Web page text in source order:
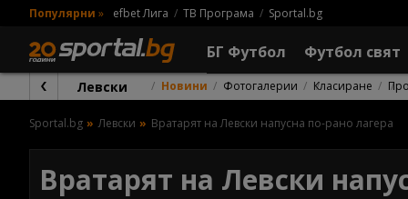
Популярни » efbet Лига ТВ Програма Sportal.bg
БГ Футбол Футбол свят
Левски Новини Фотогалерии Класиране
Sportal.bg Левски Вратарят на Левски напусна по-рано лагера
Вратарят на Левски